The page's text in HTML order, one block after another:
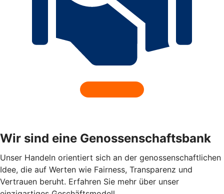
Wir sind eine Genossenschaftsbank
Unser Handeln orientiert sich an der genossenschaftlichen
Idee, die auf Werten wie Fairness, Transparenz und
Vertrauen beruht. Erfahren Sie mehr über unser